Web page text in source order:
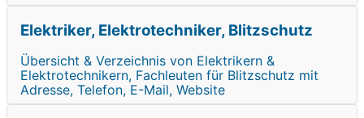
Elektriker, Elektrotechniker, Blitzschutz
Übersicht & Verzeichnis von Elektrikern &
Elektrotechnikern, Fachleuten für Blitzschutz mit
Adresse, Telefon, E-Mail, Website